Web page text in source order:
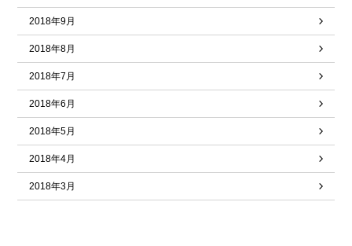
2018年9月
2018年8月
2018年7月
2018年6月
2018年5月
2018年4月
2018年3月